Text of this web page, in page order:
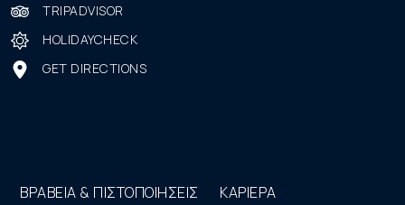
TRIPADVISOR
HOLIDAYCHECK
GET DIRECTIONS
ΒΡΑΒΕΙΑ & ΠΙΣΤΟΠΟΙΗΣΕΙΣ
ΚΑΡΙΕΡΑ